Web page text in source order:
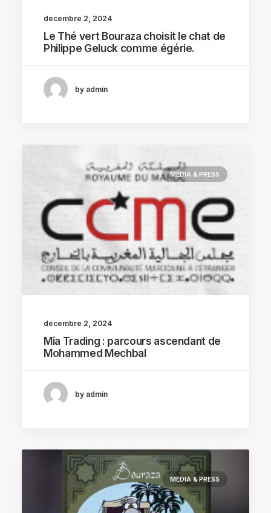
décembre 2, 2024
Le Thé vert Bouraza choisit le chat de
Philippe Geluck comme égérie.
by admin
MEDIA & PRESS
décembre 2, 2024
Mia Trading : parcours ascendant de
Mohammed Mechbal
by admin
MEDIA & PRESS